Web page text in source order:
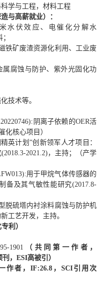
学与工程，材料工程
与高薪就业）：
水伏效应、电催化分解水
铁矿废渣资源化利用、工业废
属腐蚀与防护、紫外光固化功
技术等。
阴离子依赖的OER活
化核心项目）
英计划”创新领军人才项目：
2021.2)，主持；（产学
用于甲烷气体传感器的
备及其气敏性能研究(2017.8-
脱硫塔内衬涂料腐蚀与防护机
工艺开发，主持。
利）
1901
（共同第一作者，
，ESI高被引）
作者，IF:26.8，SCI引用次